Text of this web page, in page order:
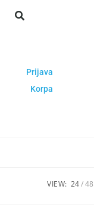
Prijava
Korpa
VIEW: 24 48